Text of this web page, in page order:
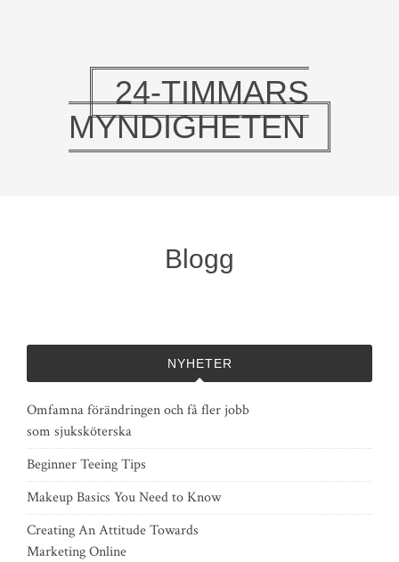
24-TIMMARS
MYNDIGHETEN
Blogg
NYHETER
Omfamna förändringen och få fler jobb
som sjuksköterska
Beginner Teeing Tips
Makeup Basics You Need to Know
Creating An Attitude Towards
Marketing Online